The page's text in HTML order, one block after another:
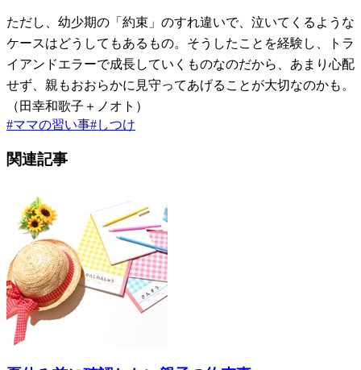
ただし、幼少期の「約束」のすれ違いで、泣いてくるような
ケースはどうしてもあるもの。そうしたことを経験し、トラ
イアンドエラーで成長していくものなのだから、あまり心配
せず、親もおおらかに見守ってあげることが大切なのかも。
（田幸和歌子＋ノオト）
#ママの習い事#しつけ
関連記事